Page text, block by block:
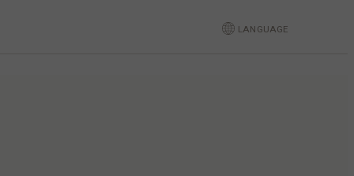
LANGUAGE